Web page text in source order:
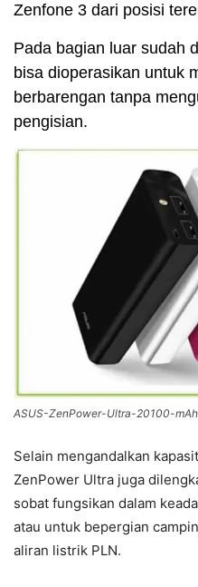
Zenfone 3 dari posisi
Pada bagian luar sudah
bisa dioperasikan untuk
berbarengan tanpa
pengisian.
ASUS-ZenPower-Ultra-20100-mAh
Selain mengandalkan
ZenPower Ultra juga
sobat fungsikan dalam
atau untuk bepergian
aliran listrik PLN.